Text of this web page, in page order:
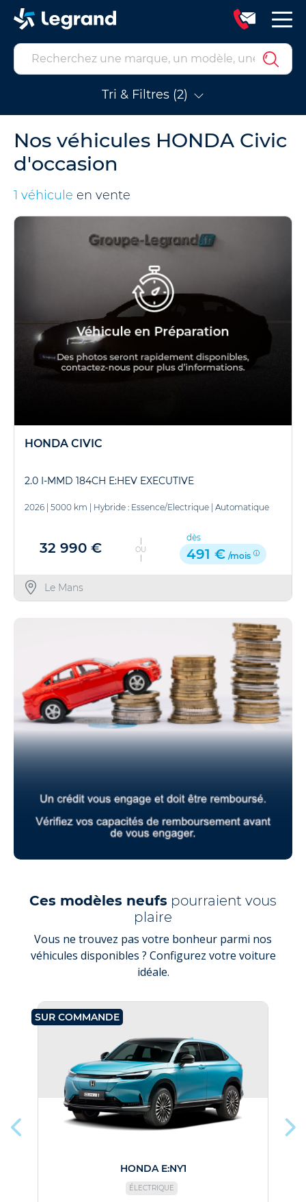
Tri & Filtres (2)
Nos véhicules HONDA Civic
d'occasion
1 véhicule en vente
HONDA CIVIC
2.0 I-MMD 184CH E:HEV EXECUTIVE
2026 5000 km Hybride : Essence/Electrique Automatique
32 990 € OU
dès
491 € /mois
Le Mans
Ces modèles neufs pourraient vous
plaire
Vous ne trouvez pas votre bonheur parmi nos
véhicules disponibles ? Configurez votre voiture
idéale.
SUR COMMANDE
HONDA E:NY1
ÉLECTRIQUE